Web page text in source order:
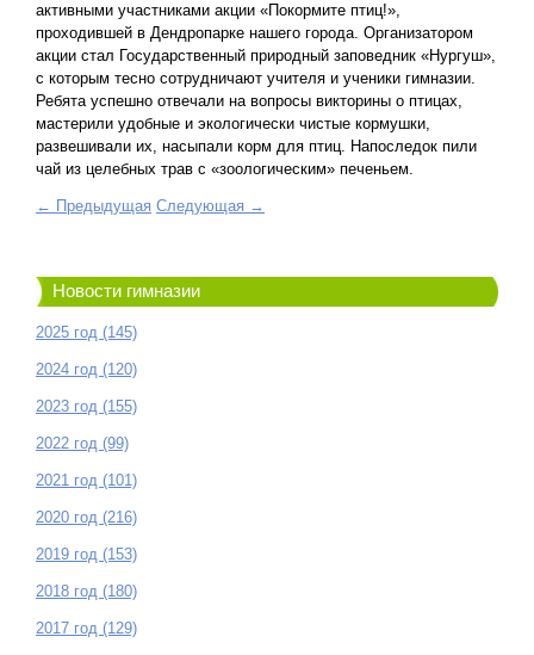
активными участниками акции «Покормите птиц!»,
проходившей в Дендропарке нашего города. Организатором
акции стал Государственный природный заповедник «Нургуш»,
с которым тесно сотрудничают учителя и ученики гимназии.
Ребята успешно отвечали на вопросы викторины о птицах,
мастерили удобные и экологически чистые кормушки,
развешивали их, насыпали корм для птиц. Напоследок пили
чай из целебных трав с «зоологическим» печеньем.
← Предыдущая Следующая →
Новости гимназии
2025 год (145)
2024 год (120)
2023 год (155)
2022 год (99)
2021 год (101)
2020 год (216)
2019 год (153)
2018 год (180)
2017 год (129)